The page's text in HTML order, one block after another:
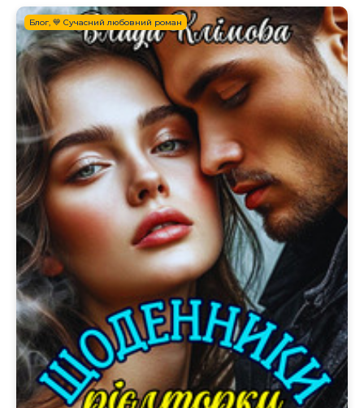
Блог, 💙 Сучасний любовний роман